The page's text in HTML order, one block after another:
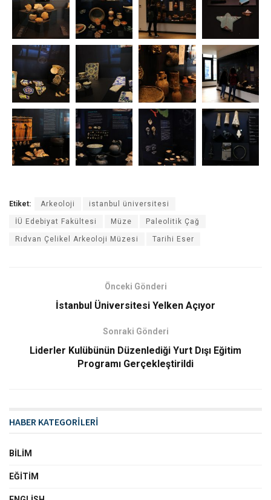
Etiket: Arkeoloji istanbul üniversitesi
İÜ Edebiyat Fakültesi Müze Paleolitik Çağ
Rıdvan Çelikel Arkeoloji Müzesi Tarihi Eser
Önceki Gönderi
İstanbul Üniversitesi Yelken Açıyor
Sonraki Gönderi
Liderler Kulübünün Düzenlediği Yurt Dışı Eğitim
Programı Gerçekleştirildi
HABER KATEGORİLERİ
BILIM
EĞITIM